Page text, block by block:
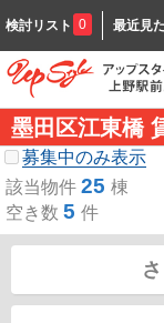
検討リスト 0 最近見
墨田区江東橋
募集中のみ表示
該当物件 25 棟
空き数 5 件